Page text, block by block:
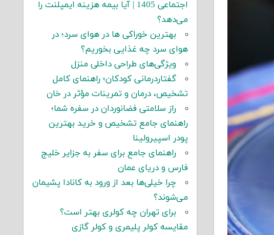
اجتماعی 1405 | آیا بیمه هزینه ایمپلنت را
می‌دهد؟
بهترین خوراکی ها در هوای سرد؛ در
هوای سرد چه غذایی بخوریم؟
ویژگی‌های طراحی داخلی منزل
گفتاردرمانی کودکان؛ راهنمای کامل
تشخیص، درمان و تمرینات مؤثر در خان
راز سلامتی فضانوردان در سفره شما؛
راهنمای جامع تشخیص و خرید بهترین
پودر اسپیرولینا
راهنمای جامع برای سفر به جزایر خلیج
فارس و دریای عمان
چرا خیلی‌ها بعد از ورود به کانادا پشیمان
می‌شوند؟
برای تهران چه کولری بهتر است؟
مقایسه کولر پلیمری و کولر گازی